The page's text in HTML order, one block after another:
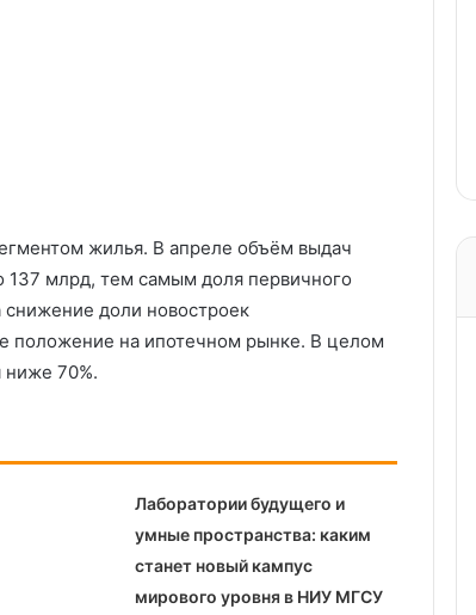
жилья. В апреле объём выдач
137 млрд, тем самым доля первичного
снижение доли новостроек
положение на ипотечном рынке. В целом
ниже 70%.
Лаборатории будущего и
умные пространства: каким
станет новый кампус
мирового уровня в НИУ МГСУ